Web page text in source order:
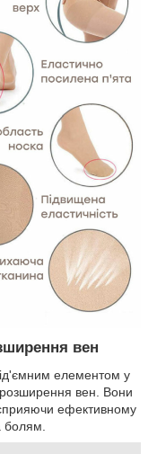
вен
елементом у
розширення вен. Вони
ефективному
болям.